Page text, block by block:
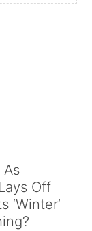
As
Off
‘Winter’